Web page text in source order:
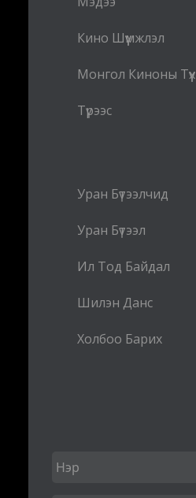
Кино Шүүмжлэл
Монгол Киноны Түүх
Түрээс
Уран Бүтээлчид
Уран Бүтээл
Ил Тод Байдал
Шилэн Данс
Холбоо Барих